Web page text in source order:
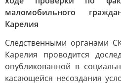
маломобильного
Карелия
Следственными органами
Карелия проводится
опубликованной в
касающейся несоздания